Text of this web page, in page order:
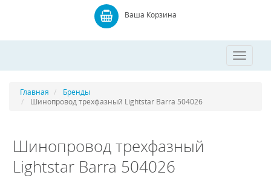
Ваша Корзина
Toggle
Главная
Бренды
Шинопровод трехфазный Lightstar Barra 504026
Шинопровод трехфазный
Lightstar Barra 504026